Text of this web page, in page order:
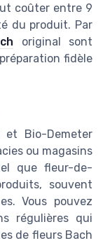
coûter entre 9
du produit. Par
original sont
fidèle
et Bio-Demeter
ou magasins
que fleur-de-
souvent
Vous pouvez
régulières qui
de fleurs Bach